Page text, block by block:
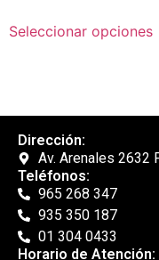
Seleccionar opciones
Dirección:
Av. Arenales 2632
Teléfonos:
965 268 347
935 350 187
01 304 0433
Horario de Atención: